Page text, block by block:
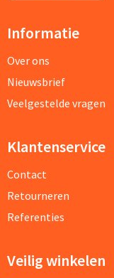
Informatie
Over ons
Nieuwsbrief
Veelgestelde vragen
Klantenservice
Contact
Retourneren
Referenties
Veilig winkelen